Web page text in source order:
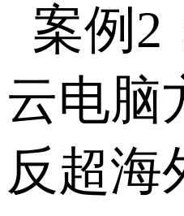
案例2
云电脑
反超海